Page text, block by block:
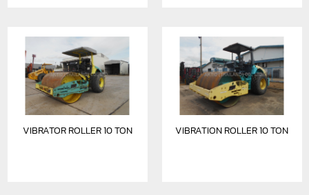
VIBRATOR ROLLER 10 TON VIBRATION ROLLER 10 TON